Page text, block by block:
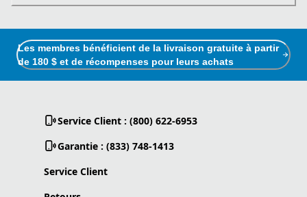
Les membres bénéficient de la livraison gratuite à partir
de 180 $ et de récompenses pour leurs achats
Service Client : (800) 622-6953
Garantie : (833) 748-1413
Service Client